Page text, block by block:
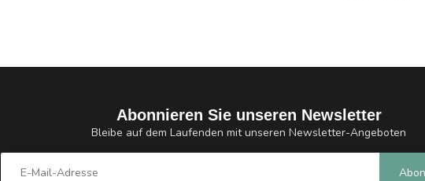
Abonnieren Sie unseren Newsletter
Bleibe auf dem Laufenden mit unseren Newsletter-Angeboten